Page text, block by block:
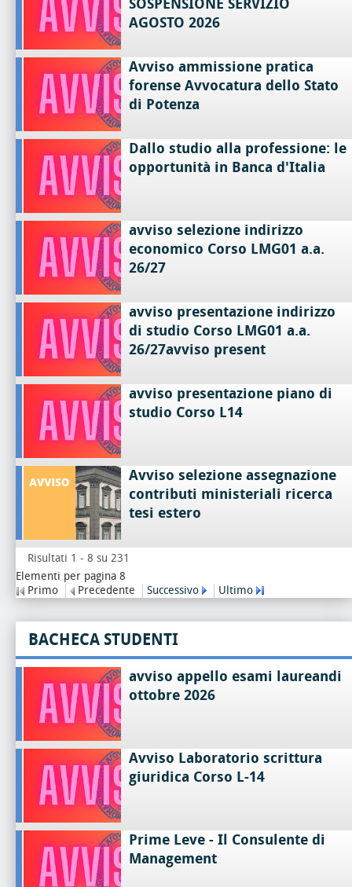
SOSPENSIONE SERVIZIO
AGOSTO 2026
Avviso ammissione pratica
forense Avvocatura dello Stato
di Potenza
Dallo studio alla professione: le
opportunità in Banca d'Italia
avviso selezione indirizzo
economico Corso LMG01 a.a.
26/27
avviso presentazione indirizzo
di studio Corso LMG01 a.a.
26/27avviso present
avviso presentazione piano di
studio Corso L14
Avviso selezione assegnazione
contributi ministeriali ricerca
tesi estero
Risultati 1 - 8 su 231
Elementi per pagina 8
Primo
Precedente Successivo Ultimo
BACHECA STUDENTI
avviso appello esami laureandi
ottobre 2026
Avviso Laboratorio scrittura
giuridica Corso L-14
Prime Leve - Il Consulente di
Management